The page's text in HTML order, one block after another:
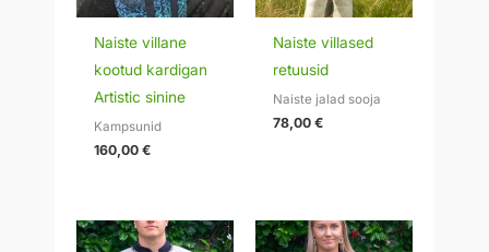
Naiste villane
kootud kardigan
Artistic sinine
Kampsunid
160,00€
Naiste villased
retuusid
Naiste jalad sooja
78,00€